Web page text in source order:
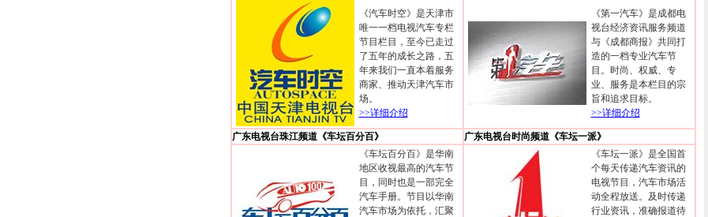
《汽车时空》是天津市
唯一一档电视汽车专栏
节目栏目，至今已走过
了五年的成长之路，五
年来我们一直本着服务
商家、推动天津汽车市
场。
>>详细介绍
《第一汽车》是成都电
视台经济资讯服务频道
与《成都商报》共同打
造的一档专业汽车节
目。时尚、权威、专
业、服务是本栏目的宗
旨和追求目标。
>>详细介绍
广东电视台珠江频道《车坛百分百》
广东电视台时尚频道《车坛一派》
《车坛百分百》是华南
地区收视最高的汽车节
目，同时也是一部完全
汽车手册。节目以华南
汽车市场为依托，汇聚
《车坛一派》是全国首
个每天传递汽车资讯的
电视节目，汽车市场活
动全程放送。及时传递
行业资讯，准确报道待